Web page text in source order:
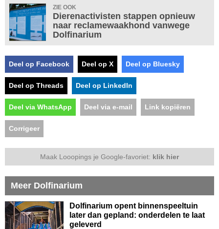
ZIE OOK
Dierenactivisten stappen opnieuw
naar reclamewaakhond vanwege
Dolfinarium
Deel op Facebook Deel op X Deel op Bluesky
Deel op Threads Deel op LinkedIn
Deel via WhatsApp Deel via e-mail Link kopiëren
Corrigeer
Maak Looopings je Google-favoriet: klik hier
Meer Dolfinarium
Dolfinarium opent binnenspeeltuin
later dan gepland: onderdelen te laat
geleverd